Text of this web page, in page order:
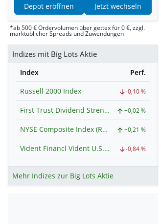
Depot eröffnen
Jetzt wechseln
*ab 500 € Ordervolumen über gettex für 0 €, zzgl.
marktüblicher Spreads und Zuwendungen
Indizes mit Big Lots Aktie
Index
Perf.
Russell 2000 Index
-0,10 %
First Trust Dividend Strength ETF Index +0,02 %
NYSE Composite Index (Revised) +0,21 %
Vident Financl Vident U.S. Equity Strategy ETF Index -0,84 %
Mehr Indizes zur Big Lots Aktie